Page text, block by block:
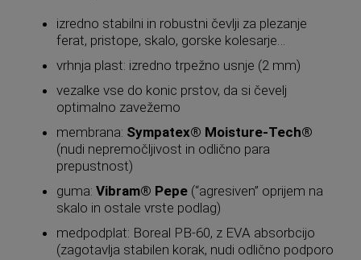
izredno stabilni in robustni čevlji za plezanje
ferat, pristope, skalo, gorske kolesarje…
vrhnja plast: izredno trpežno usnje (2 mm)
vezalke vse do konic prstov, da si čevelj
optimalno zavežemo
membrana: Sympatex® Moisture-Tech®
(nudi nepremočljivost in odlično para
prepustnost)
guma: Vibram® Pepe (“agresiven” oprijem na
skalo in ostale vrste podlag)
medpodplat: Boreal PB-60, z EVA absorbcijo
(zagotavlja stabilen korak, nudi odlično podporo